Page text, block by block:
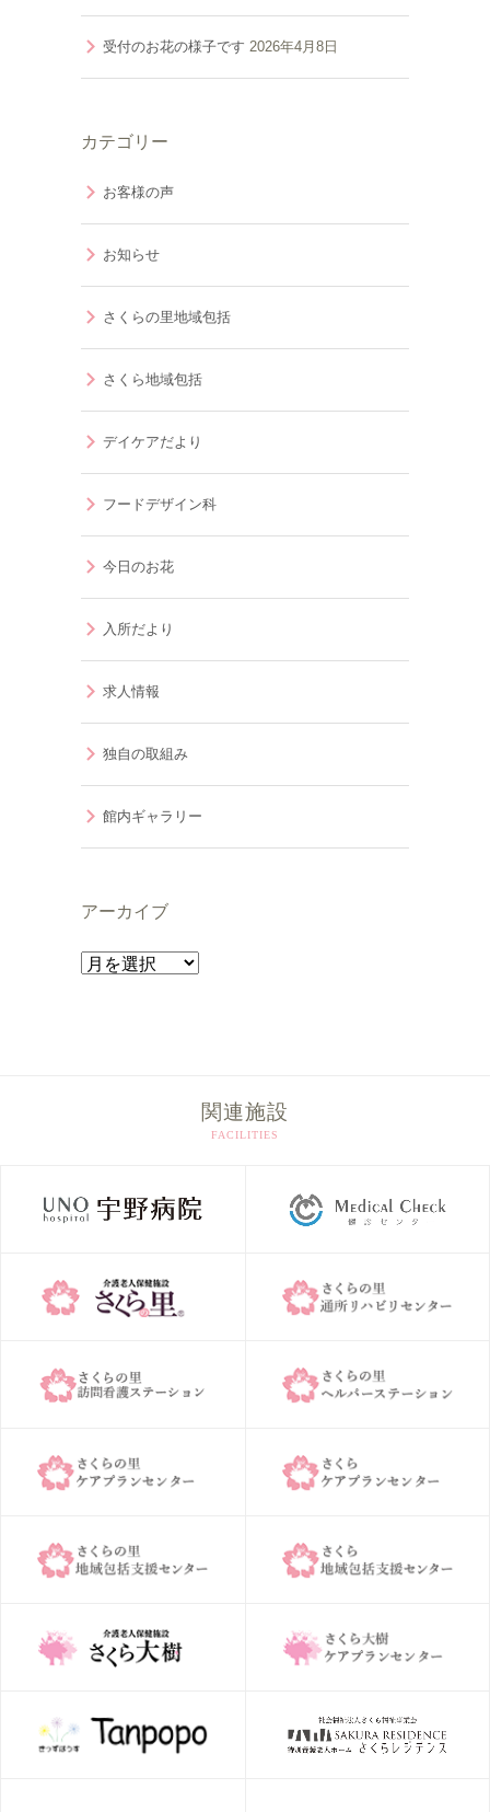
受付のお花の様子です 2026年4月8日
カテゴリー
お客様の声
お知らせ
さくらの里地域包括
さくら地域包括
デイケアだより
フードデザイン科
今日のお花
入所だより
求人情報
独自の取組み
館内ギャラリー
アーカイブ
ア
関連施設
FACILITIES